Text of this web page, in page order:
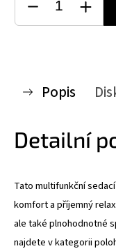
Popis
Detailní
Tato multifunkční
komfort a příjemný
ale také plnohodnotné
najdete v kategorii